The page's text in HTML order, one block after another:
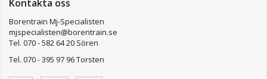
Kontakta oss
Borentrain Mj-Specialisten
mjspecialisten@borentrain.se
Tel. 070 - 582 64 20 Sören
Tel. 070 - 395 97 96 Torsten